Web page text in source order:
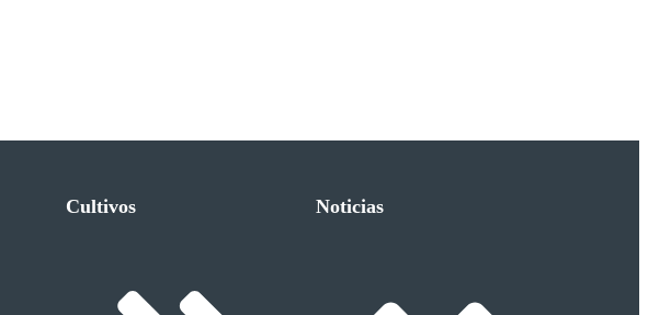
Cultivos Noticias